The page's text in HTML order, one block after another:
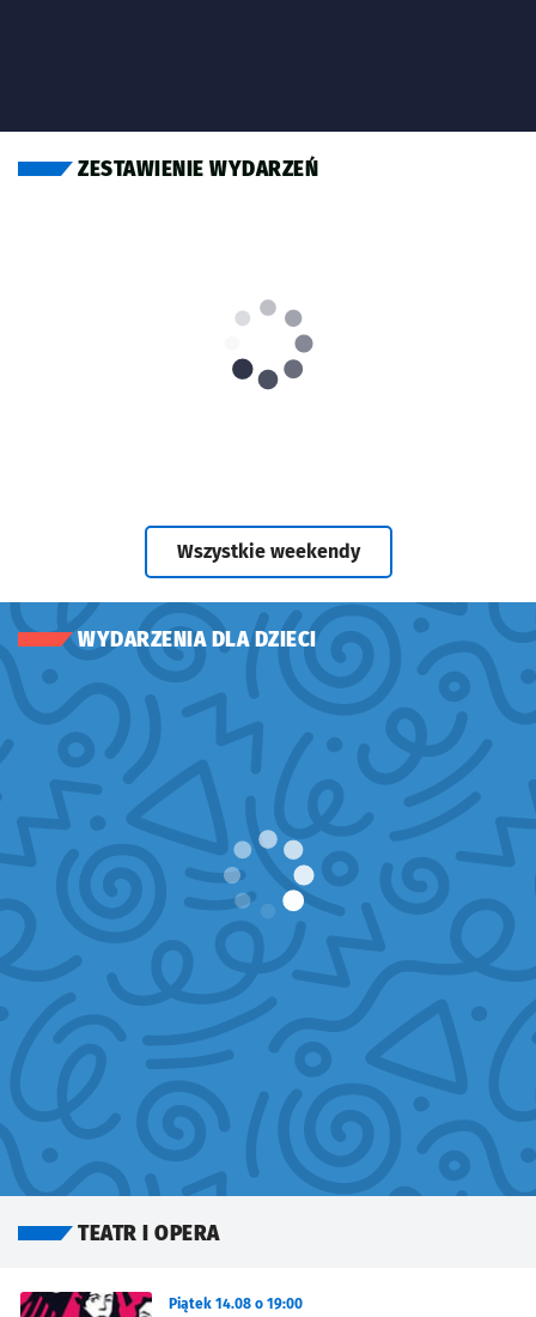
ZESTAWIENIE WYDARZEŃ
Wszystkie weekendy- zestawienie
WYDARZENIA DLA DZIECI
TEATR I OPERA
Piątek 14.08 o 19:00